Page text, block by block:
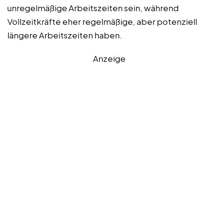
unregelmäßige Arbeitszeiten sein, während
Vollzeitkräfte eher regelmäßige, aber potenziell
längere Arbeitszeiten haben.
Anzeige